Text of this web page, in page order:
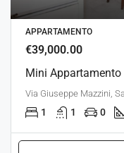
APPARTAMENTO
€39,000.00
Mini Appartamento
Via Giuseppe Mazzini,
1 1 0